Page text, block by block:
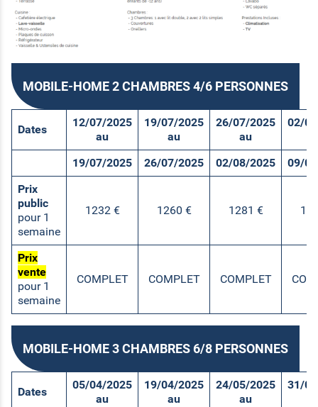
MOBILE-HOME 2 CHAMBRES 4/6 PERSONNES
Dates
12/07/2025
au
19/07/2025
au
26/07/2025
au
02/
19/07/2025
26/07/2025 02/08/2025
09/
Prix
public
pour 1
semaine
1232 € 1260 € 1281 €
Prix
vente
pour 1
semaine
COMPLET COMPLET COMPLET
MOBILE-HOME 3 CHAMBRES 6/8 PERSONNES
Dates
05/04/2025
au
19/04/2025
au
24/05/2025
au
31/